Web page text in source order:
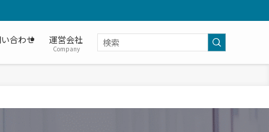
合わせ 運営会社
Company